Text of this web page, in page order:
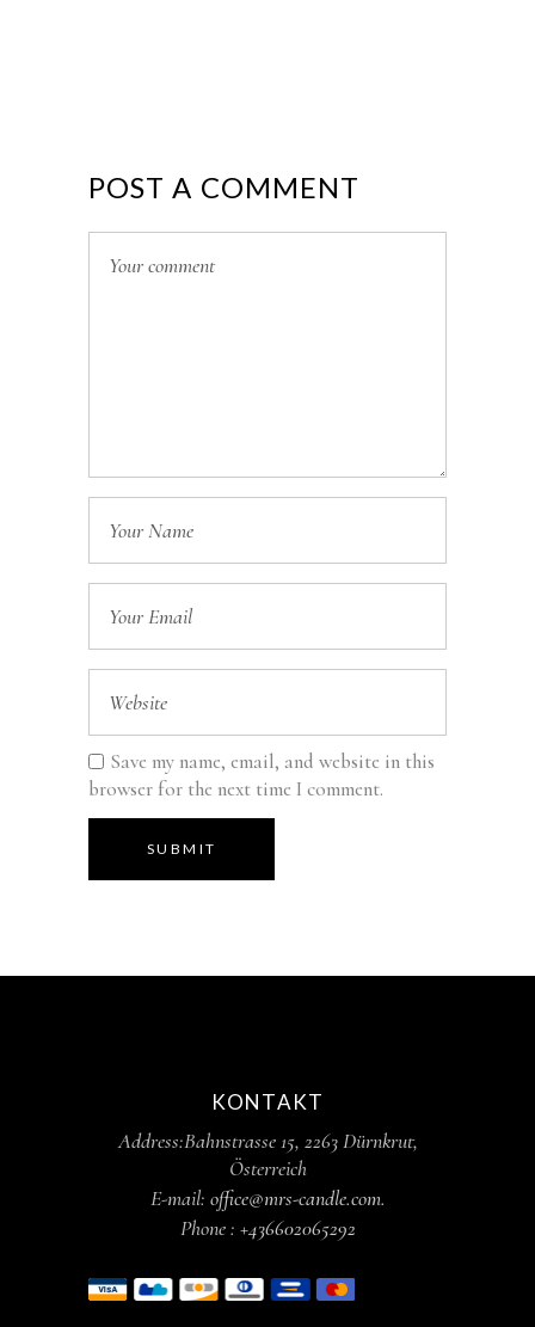
POST A COMMENT
Save my name, email, and website in this
browser for the next time I comment.
SUBMIT
KONTAKT
Address:Bahnstrasse 15, 2263 Dürnkrut,
Österreich
E-mail: office@mrs-candle.com.
Phone : +436602065292